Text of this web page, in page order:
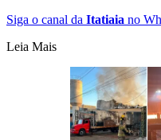
Siga o canal da Itatiaia no
Leia Mais